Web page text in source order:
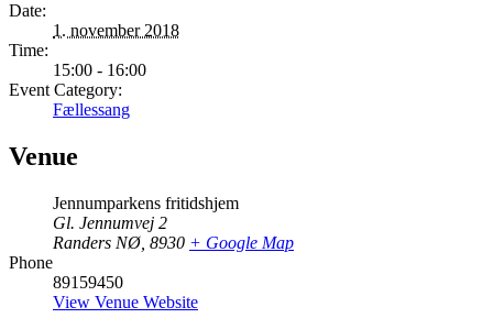
Date:
1. november 2018
Time:
15:00 - 16:00
Event Category:
Fællessang
Venue
Jennumparkens fritidshjem
Gl. Jennumvej 2
Randers NØ 8930 + Google Map
Phone
89159450
View Venue Website